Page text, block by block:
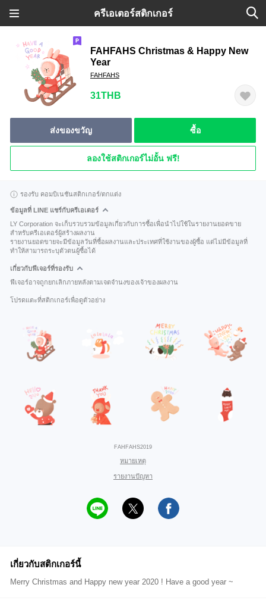
ครีเอเตอร์สติกเกอร์
FAHFAHS Christmas & Happy New
Year
FAHFAHS
31THB
ส่งของขวัญ ซื้อ
ลองใช้สติกเกอร์ไม่อั้น ฟรี!
รองรับ คอมบิเนชันสติกเกอร์/ตกแต่ง
ข้อมูลที่ LINE แชร์กับครีเอเตอร์
LY Corporation จะเก็บรวบรวมข้อมูลเกี่ยวกับการซื้อเพื่อนำไปใช้ในรายงานยอดขาย
สำหรับครีเอเตอร์ผู้สร้างผลงาน
รายงานยอดขายจะมีข้อมูลวันที่ซื้อผลงานและประเทศที่ใช้งานของผู้ซื้อ แต่ไม่มีข้อมูลที่
ทำให้สามารถระบุตัวตนผู้ซื้อได้
เกี่ยวกับฟีเจอร์ที่รองรับ
ฟีเจอร์อาจถูกยกเลิกภายหลังตามเจตจำนงของเจ้าของผลงาน
โปรดแตะที่สติกเกอร์เพื่อดูตัวอย่าง
FAHFAHS2019
หมายเหตุ
รายงานปัญหา
เกี่ยวกับสติกเกอร์นี้
Merry Christmas and Happy new year 2020 ! Have a good year ~